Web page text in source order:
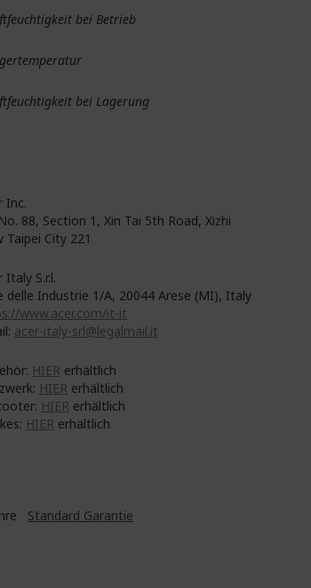
bei Betrieb
bei Lagerung
Inc.
88, Section 1, Xin Tai 5th Road, Xizhi
Taipei City 221
Italy S.r.l.
delle Industrie 1/A, 20044 Arese (MI), Italy
www.acer.com/it-it
acer-italy-srl@legalmail.it
HIER erhältlich
HIER erhältlich
HIER erhältlich
HIER erhältlich
Standard Garantie